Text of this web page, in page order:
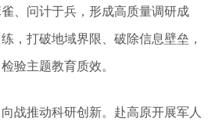
、问计于兵，形成高质量调研成
，打破地域界限、破除信息壁垒，
验主题教育质效。
推动科研创新。赴高原开展军人